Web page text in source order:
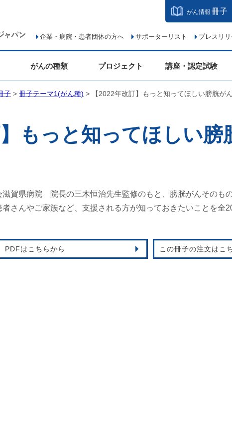
がん情報 冊子
プレスリ
サポーターリスト
企業・病院・患者団体の方へ
がんの種類 プロジェクト 講座・認定試験
子 > 冊子テーマ1(がん種) > 【2022年改訂】もっと知ってほしい膀胱が
】もっと知ってほしい
滋賀県病院 院長の三木恒治先生監修のもと、膀胱がんそのも
者さんやご家族など、支援される方が知っておきたいことを全
この冊子の注文はこ
PDFはこちらから